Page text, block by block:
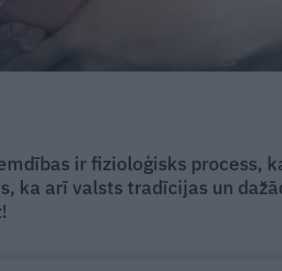
ir fizioloģisks process,
ka arī valsts tradīcijas un